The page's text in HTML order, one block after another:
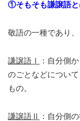
①そもそも謙譲語
敬語の一種であり、
謙譲語Ⅰ
：自分側
のごとなどについ
もの。
謙譲語Ⅱ
：自分側